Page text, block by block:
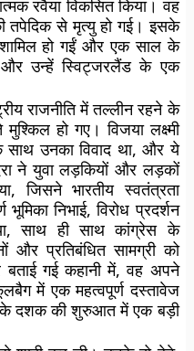
रवैया विकसित किया। वह
तपेदिक से मृत्यु हो गई। इसके
शामिल हो गईं और एक साल के
और उन्हें स्विट्जरलैंड के एक
राजनीति में तल्लीन रहने के
हो गए। विजया लक्ष्मी
साथ उनका विवाद था, और ये
ने युवा लड़कियों और लड़कों
जिसने भारतीय स्वतंत्रता
निभाई, विरोध प्रदर्शन
साथ ही साथ कांग्रेस के
और प्रतिबंधित सामग्री को
गई कहानी में, वह अपने
में एक महत्वपूर्ण दस्तावेज
के दशक की शुरुआत में एक बड़ी